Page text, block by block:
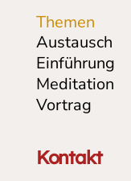
Themen
Austausch
Einführung
Meditation
Vortrag
Kontakt